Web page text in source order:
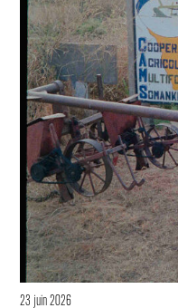
23 juin 2026